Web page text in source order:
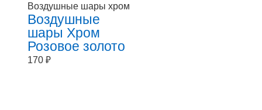
Воздушные шары хром
Воздушные
шары Хром
Розовое золото
170 ₽